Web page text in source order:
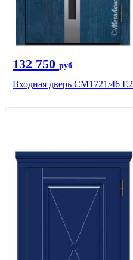
132 750 руб
Входная дверь СМ1721/46 Е2